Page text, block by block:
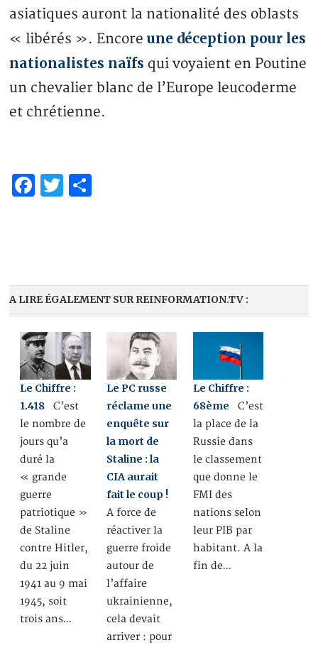
asiatiques auront la nationalité des oblasts
« libérés ». Encoreune déception pour les
nationalistes naïfs qui voyaient en Poutine
un chevalier blanc de l’Europe leucoderme
et chrétienne.
Facebook
Twitter
A LIRE ÉGALEMENT SUR REINFORMATION.TV :
Le Chiffre :
1.418 C’est
le nombre de
jours qu’a
duré la
« grande
guerre
patriotique »
de Staline
contre Hitler,
du 22 juin
1941 au 9 mai
1945, soit
trois ans…
Le PC russe
réclame une
enquête sur
la mort de
Staline : la
CIA aurait
fait le coup !
A force de
réactiver la
guerre froide
autour de
l’affaire
ukrainienne,
cela devait
arriver : pour
Le Chiffre :
68ème C’est
la place de la
Russie dans
le classement
que donne le
FMI des
nations selon
leur PIB par
habitant. A la
fin de…